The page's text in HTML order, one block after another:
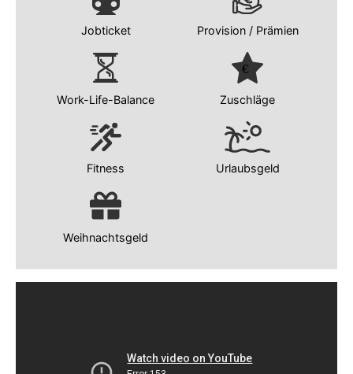
Jobticket Provision / Prämien
Work-Life-Balance Zuschläge
Fitness Urlaubsgeld
Weihnachtsgeld